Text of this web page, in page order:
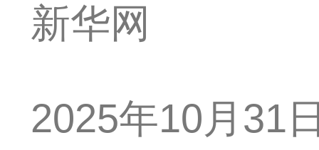
新华网
2025年10月31